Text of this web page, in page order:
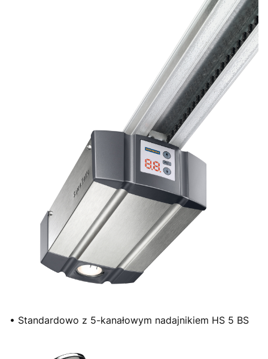
• Standardowo z 5-kanałowym nadajnikiem HS 5 BS